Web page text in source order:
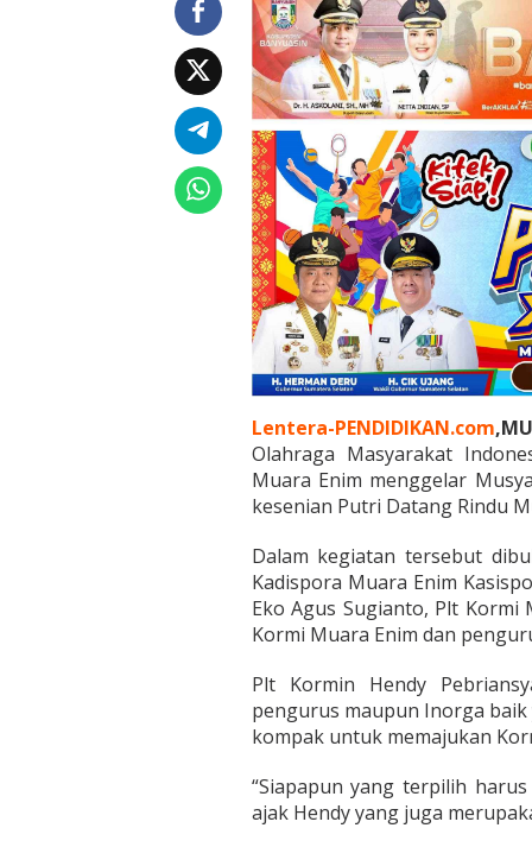
b
Lentera-PENDIDIKAN.com
Olahraga Masyarakat
Muara Enim menggelar
kesenian Putri Datang Rindu
Dalam kegiatan tersebut
Kadispora Muara Enim
Eko Agus Sugianto, Plt Kormi
Kormi Muara Enim dan
Plt Kormin Hendy
pengurus maupun Inorga
kompak untuk memajukan
“Siapapun yang terpilih
ajak Hendy yang juga